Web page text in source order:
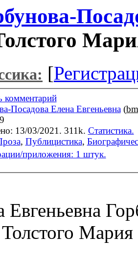
[
комментарий
Посадова Елена Евгеньевна(
13/03/2021. 311k. Статистика.
, Публицистика,
приложения: 1 штук.
Евгеньевна